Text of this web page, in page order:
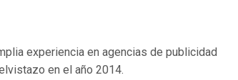
experiencia en agencias de publicidad
en el año 2014.